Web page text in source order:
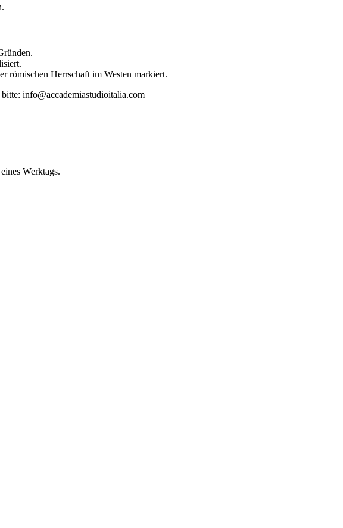
römischen Herrschaft im Westen markiert.
info@accademiastudioitalia.com
Werktags.